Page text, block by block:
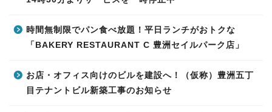
時間無制限でパン食べ放題！平日ランチがおトクな
「BAKERY RESTAURANT C 豊洲セイルパーク店」
お店・オフィス向けのビルを建設へ！（仮称）豊洲五丁
目テナントビル新築工事のお知らせ